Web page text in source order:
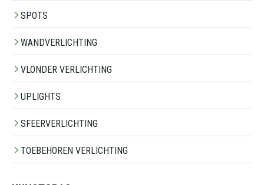
SPOTS
WANDVERLICHTING
VLONDER VERLICHTING
UPLIGHTS
SFEERVERLICHTING
TOEBEHOREN VERLICHTING